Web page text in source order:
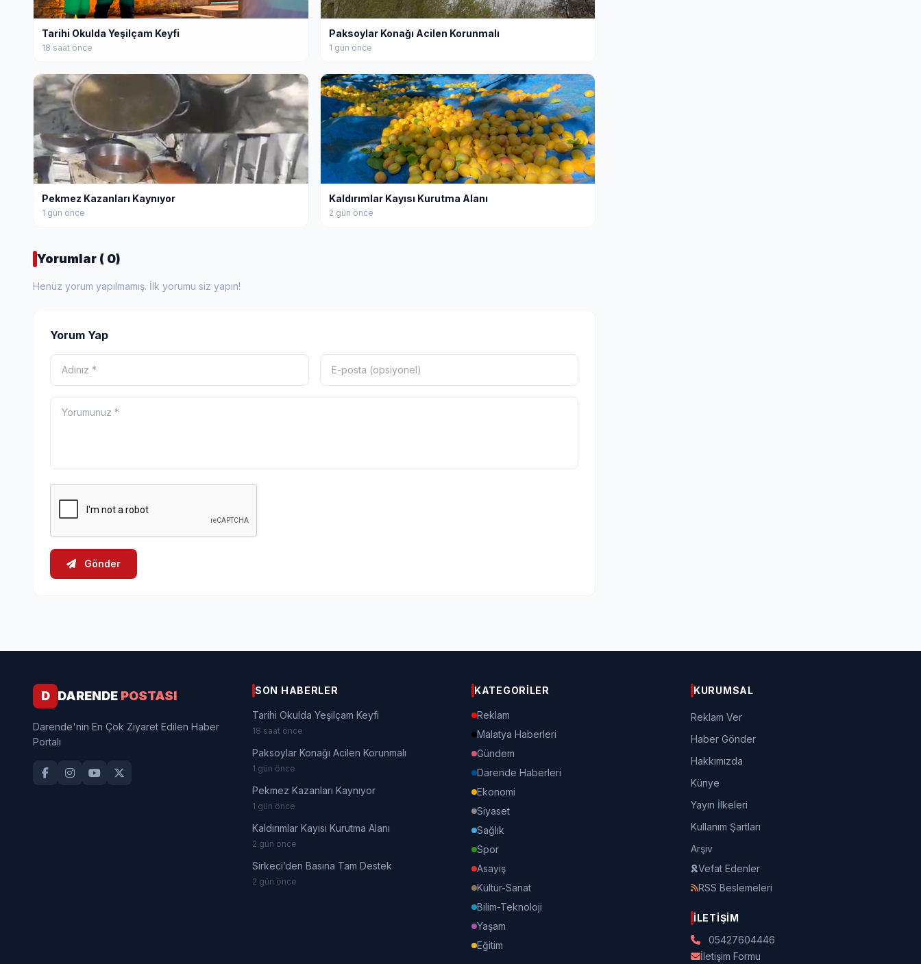
Tarihi Okulda Yeşilçam Keyfi
18 saat önce
Paksoylar Konağı Acilen Korunmalı
1 gün önce
Pekmez Kazanları Kaynıyor
1 gün önce
Kaldırımlar Kayısı Kurutma Alanı
2 gün önce
Yorumlar ( 0)
Henüz yorum yapılmamış. İlk yorumu siz yapın!
Yorum Yap
Gönder
D DARENDE POSTASI
Darende'nin En Çok Ziyaret Edilen Haber
Portalı
SON HABERLER
Tarihi Okulda Yeşilçam Keyfi
18 saat önce
Paksoylar Konağı Acilen Korunmalı
1 gün önce
Pekmez Kazanları Kaynıyor
1 gün önce
Kaldırımlar Kayısı Kurutma Alanı
2 gün önce
Sirkeci’den Basına Tam Destek
2 gün önce
KATEGORILER
Reklam
Malatya Haberleri
Gündem
Darende Haberleri
Ekonomi
Siyaset
Sağlık
Spor
Asayiş
Kültür-Sanat
Bilim-Teknoloji
Yaşam
Eğitim
KURUMSAL
Reklam Ver
Haber Gönder
Hakkımızda
Künye
Yayın İlkeleri
Kullanım Şartları
Arşiv
Vefat Edenler
RSS Beslemeleri
İLETIŞIM
05427604446
İletişim Formu